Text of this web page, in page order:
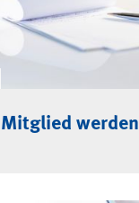
Mitglied werden